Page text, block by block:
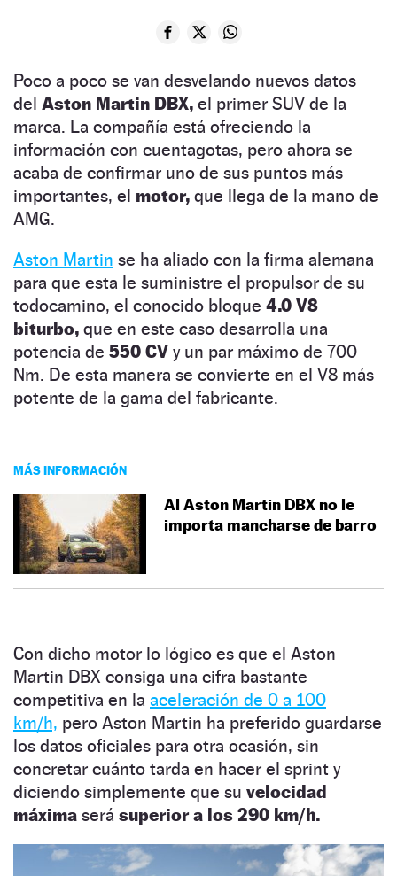
Poco a poco se van desvelando nuevos datos
del Aston Martin DBX, el primer SUV de la
marca. La compañía está ofreciendo la
información con cuentagotas, pero ahora se
acaba de confirmar uno de sus puntos más
importantes, el motor, que llega de la mano de
AMG.
Aston Martin se ha aliado con la firma alemana
para que esta le suministre el propulsor de su
todocamino, el conocido bloque 4.0 V8
biturbo, que en este caso desarrolla una
potencia de 550 CV y un par máximo de 700
Nm. De esta manera se convierte en el V8 más
potente de la gama del fabricante.
MÁS INFORMACIÓN
Al Aston Martin DBX no le
importa mancharse de barro
Con dicho motor lo lógico es que el Aston
Martin DBX consiga una cifra bastante
competitiva en la aceleración de 0 a 100
km/h, pero Aston Martin ha preferido guardarse
los datos oficiales para otra ocasión, sin
concretar cuánto tarda en hacer el sprint y
diciendo simplemente que su velocidad
máxima será superior a los 290 km/h.